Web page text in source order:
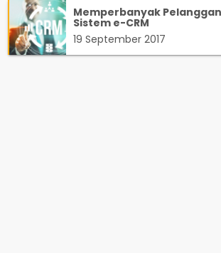
Memperbanyak
Sistem e-CRM
19 September 2017